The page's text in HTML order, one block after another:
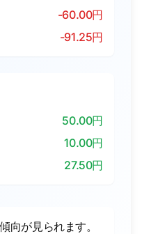
-60.00円
-91.25円
50.00円
10.00円
27.50円
向が見られます。